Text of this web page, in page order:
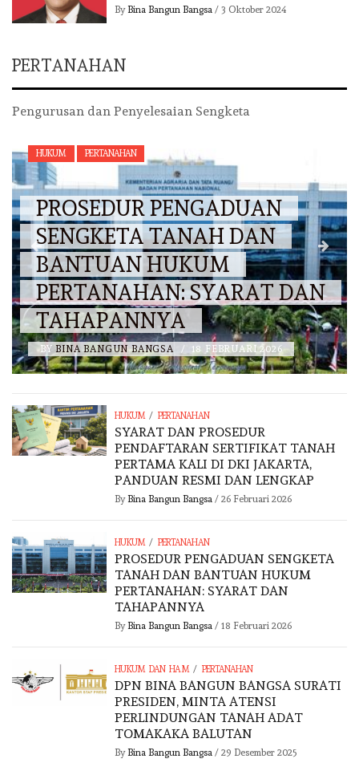
By Bina Bangun Bangsa/ 3 Oktober 2024
PERTANAHAN
Pengurusan dan Penyelesaian Sengketa
HUKUM PERTANAHAN
PROSEDUR PENGADUAN
SENGKETA TANAH DAN
BANTUAN HUKUM
PERTANAHAN: SYARAT DAN
TAHAPANNYA
BY BINA BANGUN BANGSA / 18 FEBRUARI 2026
HUKUM / PERTANAHAN
SYARAT DAN PROSEDUR
PENDAFTARAN SERTIFIKAT TANAH
PERTAMA KALI DI DKI JAKARTA,
PANDUAN RESMI DAN LENGKAP
By Bina Bangun Bangsa/ 26 Februari 2026
HUKUM / PERTANAHAN
PROSEDUR PENGADUAN SENGKETA
TANAH DAN BANTUAN HUKUM
PERTANAHAN: SYARAT DAN
TAHAPANNYA
By Bina Bangun Bangsa/ 18 Februari 2026
HUKUM DAN HAM / PERTANAHAN
DPN BINA BANGUN BANGSA SURATI
PRESIDEN, MINTA ATENSI
PERLINDUNGAN TANAH ADAT
TOMAKAKA BALUTAN
By Bina Bangun Bangsa/ 29 Desember 2025